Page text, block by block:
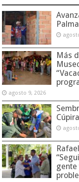
Más
agosto 9, 2026
gente